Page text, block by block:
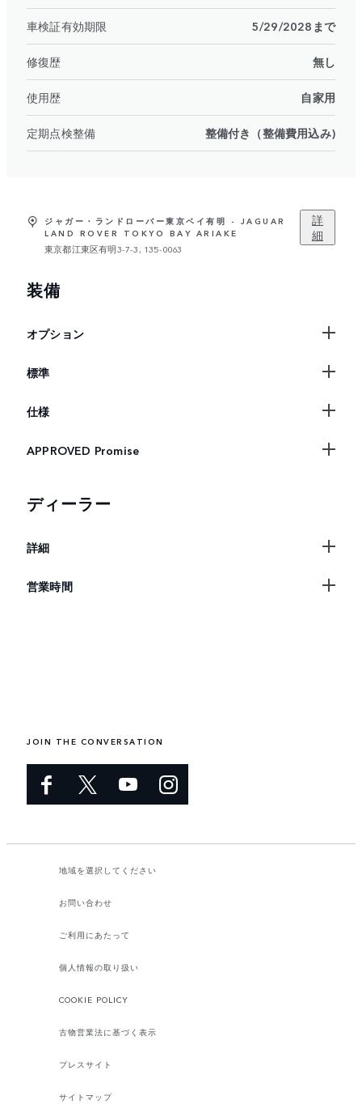
車検証有効期限 5/29/2028まで
修復歴 無し
使用歴 自家用
定期点検整備 整備付き（整備費用込み)
ジャガー・ランドローバー東京ベイ有明 - JAGUAR
LAND ROVER TOKYO BAY ARIAKE
東京都江東区有明3-7-3, 135-0063
詳
細
装備
オプション
標準
仕様
APPROVED Promise
ディーラー
詳細
営業時間
JOIN THE CONVERSATION
地域を選択してください​
お問い合わせ
ご利用にあたって
個人情報の取り扱い
COOKIE POLICY
古物営業法に基づく表示
プレスサイト
サイトマップ